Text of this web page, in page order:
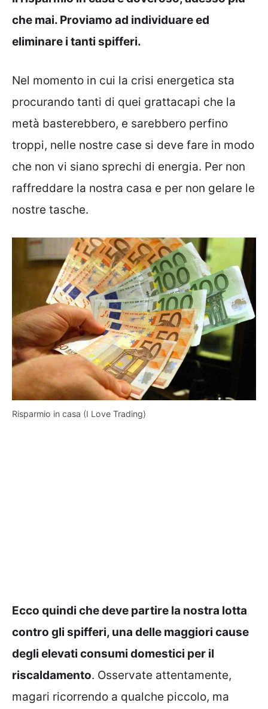
che mai. Proviamo ad individuare ed
eliminare i tanti spifferi.
Nel momento in cui la crisi energetica sta
procurando tanti di quei grattacapi che la
metà basterebbero, e sarebbero perfino
troppi, nelle nostre case si deve fare in modo
che non vi siano sprechi di energia. Per non
raffreddare la nostra casa e per non gelare le
nostre tasche.
Risparmio in casa (I Love Trading)
Ecco quindi che deve partire la nostra lotta
contro gli spifferi, una delle maggiori cause
degli elevati consumi domestici per il
riscaldamento. Osservate attentamente,
magari ricorrendo a qualche piccolo, ma